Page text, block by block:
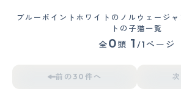
ブルーポイントホワイトのノルウェージ
トの子猫一覧
全0頭 1 /1ページ
前の30件へ